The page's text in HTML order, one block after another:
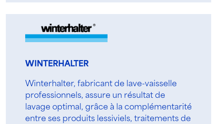
WINTERHALTER
Winterhalter, fabricant de lave-vaisselle
professionnels, assure un résultat de
lavage optimal, grâce à la complémentarité
entre ses produits lessiviels, traitements de